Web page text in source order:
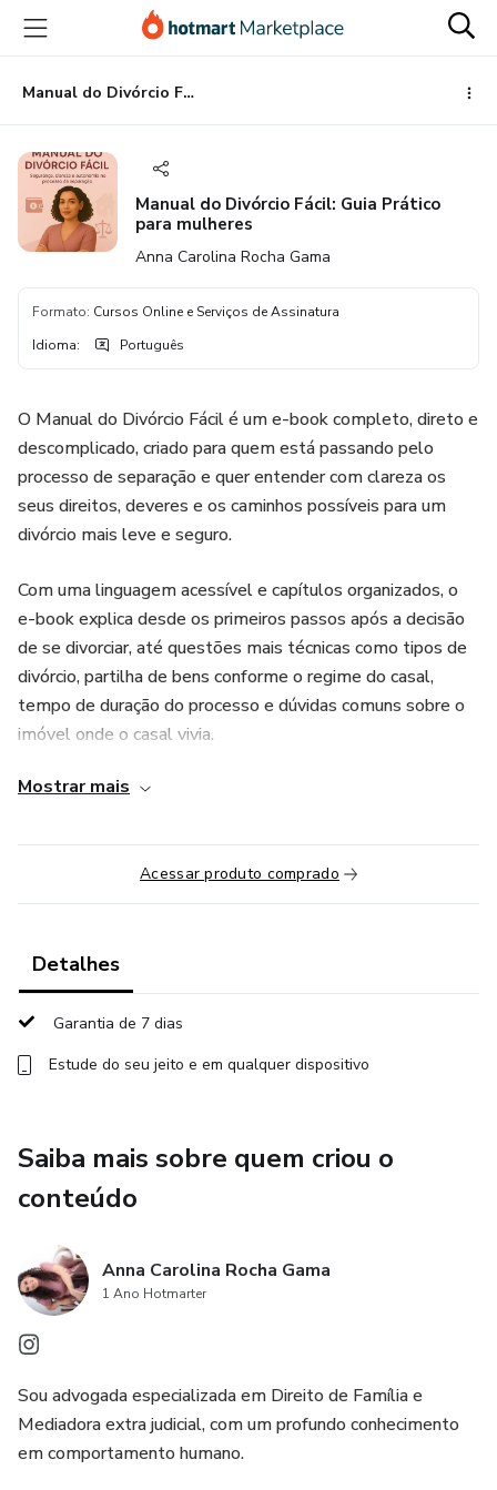
para
conteúdo
principal
para
pagamento
para
rodapé
Manual do Divórcio Fácil: Guia Prático para mulheres
Manual do Divórcio Fácil: Guia Prático
para mulheres
Anna Carolina Rocha Gama
Formato: Cursos Online e Serviços de Assinatura
Idioma: Português
O Manual do Divórcio Fácil é um e-book completo, direto e
descomplicado, criado para quem está passando pelo
processo de separação e quer entender com clareza os
seus direitos, deveres e os caminhos possíveis para um
divórcio mais leve e seguro.
Com uma linguagem acessível e capítulos organizados, o
e-book explica desde os primeiros passos após a decisão
de se divorciar, até questões mais técnicas como tipos de
divórcio, partilha de bens conforme o regime do casal,
tempo de duração do processo e dúvidas comuns sobre o
imóvel onde o casal vivia.
Além disso, você recebe 3 bônus exclusivos que
✅ Lista de documentos essenciais para o divórcio judicial e
extrajudicial
✅ Material explicativo sobre impostos que podem incidir
no divórcio
recomeçar com liberdade e segurança
conscientes, sem depender apenas de advogados ou
informações soltas da internet.
Tudo o que você precisa saber para atravessar o divórcio
com mais autonomia, clareza e tranquilidade — reunido em
um só lugar.
Mostrar mais
Acessar produto comprado
Detalhes
Garantia de 7 dias
Estude do seu jeito e em qualquer dispositivo
Saiba mais sobre quem criou o
conteúdo
Anna Carolina Rocha Gama
1 Ano Hotmarter
Sou advogada especializada em Direito de Família e
Mediadora extra judicial, com um profundo conhecimento
em comportamento humano.